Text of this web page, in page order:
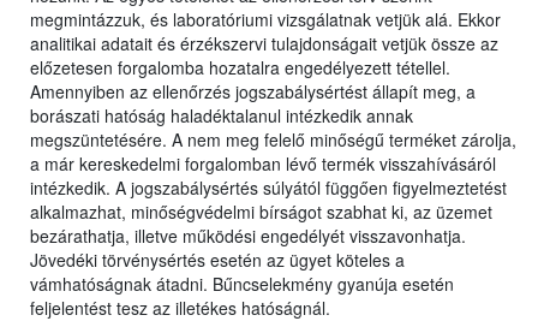
megmintázzuk, és laboratóriumi vizsgálatnak vetjük alá. Ekkor
analitikai adatait és érzékszervi tulajdonságait vetjük össze az
előzetesen forgalomba hozatalra engedélyezett tétellel.
Amennyiben az ellenőrzés jogszabálysértést állapít meg, a
borászati hatóság haladéktalanul intézkedik annak
megszüntetésére. A nem meg felelő minőségű terméket zárolja,
a már kereskedelmi forgalomban lévő termék visszahívásáról
intézkedik. A jogszabálysértés súlyától függően figyelmeztetést
alkalmazhat, minőségvédelmi bírságot szabhat ki, az üzemet
bezárathatja, illetve működési engedélyét visszavonhatja.
Jövedéki törvénysértés esetén az ügyet köteles a
vámhatóságnak átadni. Bűncselekmény gyanúja esetén
feljelentést tesz az illetékes hatóságnál.